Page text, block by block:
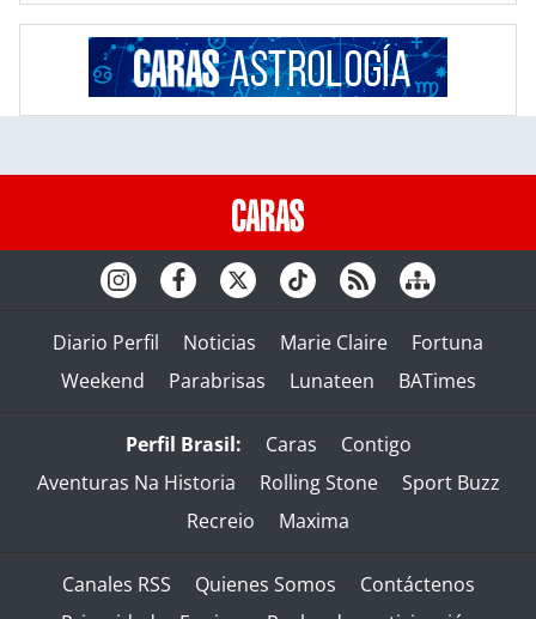
Diario Perfil Noticias Marie Claire
Fortuna
Weekend
Parabrisas Lunateen BATimes
Perfil Brasil: Caras
Contigo
Aventuras Na Historia
Rolling Stone
Sport Buzz
Recreio
Maxima
Canales RSS Quienes Somos
Contáctenos